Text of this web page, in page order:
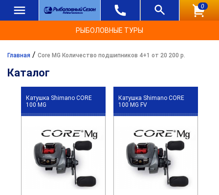
0
РЫБОЛОВНЫЕ ТУРЫ
Главная / Core MG Количество подшипников 4+1 от 20 200 р.
Каталог
Катушка Shimano CORE
100 MG
Катушка Shimano CORE
100 MG FV